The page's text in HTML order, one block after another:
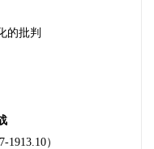
的批判
）